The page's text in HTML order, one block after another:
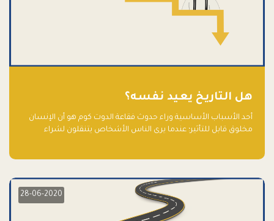
هل التاريخ يعيد نفسه؟
أحد الأسباب الأساسية وراء حدوث فقاعة الدوت كوم هو أن الإنسان
مخلوق قابل للتأثير؛ عندما يرى الناس الأشخاص يتنقلون لشراء
28-06-2020